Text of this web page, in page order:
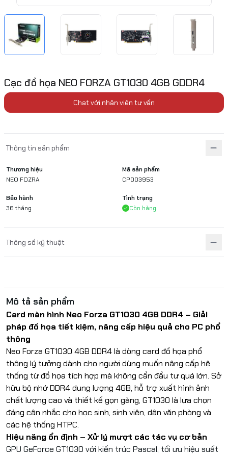
Cạc đồ họa NEO FORZA GT1030 4GB GDDR4
Chat với nhân viên tư vấn
Thông tin sản phẩm
Thương hiệu
NEO FOZRA
Mã sản phẩm
CP003953
Bảo hành
36 tháng
Tình trạng
Còn hàng
Thông số kỹ thuật
Mô tả sản phẩm
Card màn hình Neo Forza GT1030 4GB DDR4 – Giải
pháp đồ họa tiết kiệm, nâng cấp hiệu quả cho PC phổ
thông
Neo Forza GT1030 4GB DDR4 là dòng card đồ họa phổ
thông lý tưởng dành cho người dùng muốn nâng cấp hệ
thống từ đồ họa tích hợp mà không cần đầu tư quá lớn. Sở
hữu bộ nhớ DDR4 dung lượng 4GB, hỗ trợ xuất hình ảnh
chất lượng cao và thiết kế gọn gàng, GT1030 là lựa chọn
đáng cân nhắc cho học sinh, sinh viên, dân văn phòng và
các hệ thống HTPC.
Hiệu năng ổn định – Xử lý mượt các tác vụ cơ bản
GPU GeForce GT1030 với kiến trúc Pascal, tối ưu hiệu suất